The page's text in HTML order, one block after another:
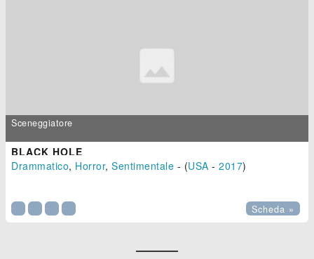
Sceneggiatore
BLACK HOLE
Drammatico, Horror,Sentimentale - (USA -2017)
Scheda »